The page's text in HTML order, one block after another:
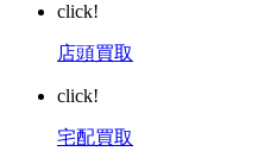
click!
店頭買取
click!
宅配買取